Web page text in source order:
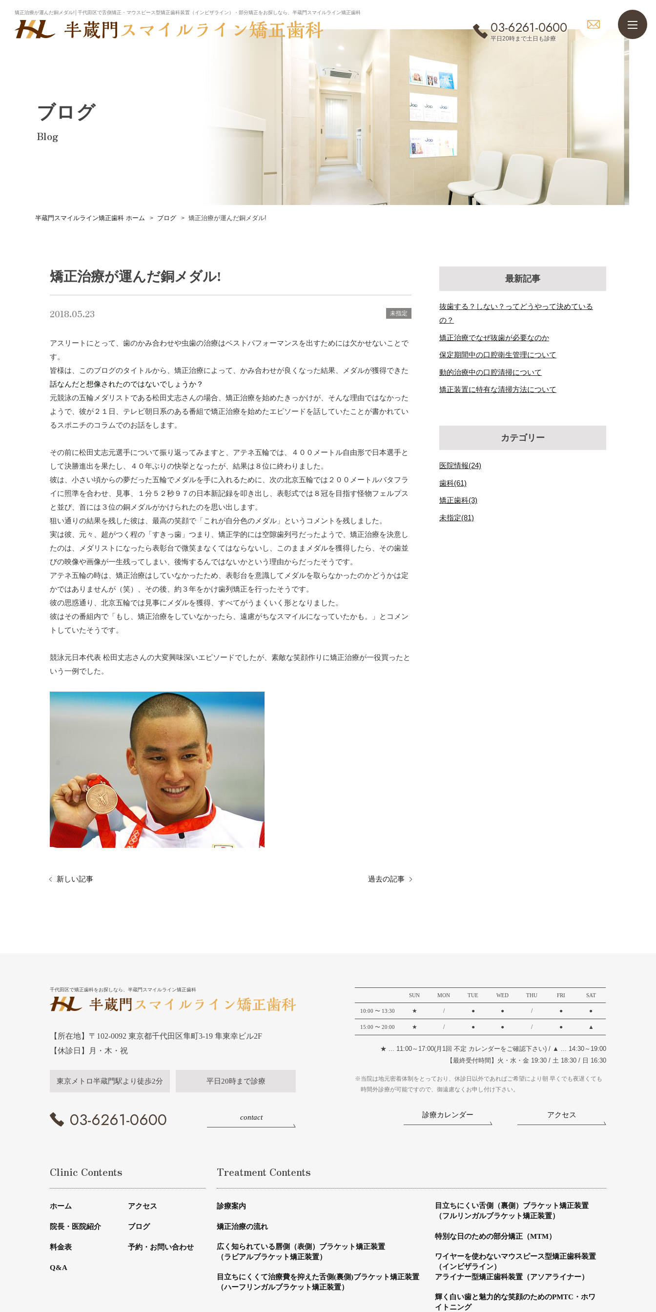
矯正治療が運んだ銅メダル!│千代田区で舌側矯正・マウスピース型矯正歯科装置（インビザライン）・部分矯正をお探しなら、半蔵門スマイルライン矯正歯科
03-6261-0600
平日20時まで土日も診療
ブログ
Blog
半蔵門スマイルライン矯正歯科 ホーム ブログ 矯正治療が運んだ銅メダル!
矯正治療が運んだ銅メダル!
2018.05.23 未指定
アスリートにとって、歯のかみ合わせや虫歯の治療はベストパフォーマンスを出すためには欠かせないことで
す。
皆様は、このブログのタイトルから、矯正治療によって、かみ合わせが良くなった結果、メダルが獲得できた
話なんだと想像されたのではないでしょうか？
元競泳の五輪メダリストである松田丈志さんの場合、矯正治療を始めたきっかけが、そんな理由ではなかった
ようで、彼が２１日、テレビ朝日系のある番組で矯正治療を始めたエピソードを話していたことが書かれてい
るスポニチのコラムでのお話をします。
その前に松田丈志元選手について振り返ってみますと、アテネ五輪では、４００メートル自由形で日本選手と
して決勝進出を果たし、４０年ぶりの快挙となったが、結果は８位に終わりました。
彼は、小さい頃からの夢だった五輪でメダルを手に入れるために、次の北京五輪では２００メートルバタフラ
イに照準を合わせ、見事、１分５２秒９７の日本新記録を叩き出し、表彰式では８冠を目指す怪物フェルプス
と並び、首には３位の銅メダルがかけられたのを思い出します。
狙い通りの結果を残した彼は、最高の笑顔で「これが自分色のメダル」というコメントを残しました。
実は彼、元々、超がつく程の「すきっ歯」つまり、矯正学的には空隙歯列弓だったようで、矯正治療を決意し
たのは、メダリストになったら表彰台で微笑まなくてはならないし、このままメダルを獲得したら、その歯並
びの映像や画像が一生残ってしまい、後悔するんではないかという理由からだったそうです。
アテネ五輪の時は、矯正治療はしていなかったため、表彰台を意識してメダルを取らなかったのかどうかは定
かではありませんが（笑）、その後、約３年をかけ歯列矯正を行ったそうです。
彼の思惑通り、北京五輪では見事にメダルを獲得、すべてがうまくいく形となりました。
彼はその番組内で「もし、矯正治療をしていなかったら、遠慮がちなスマイルになっていたかも。」とコメン
トしていたそうです。
競泳元日本代表 松田丈志さんの大変興味深いエピソードでしたが、素敵な笑顔作りに矯正治療が一役買ったと
いう一例でした。
新しい記事 過去の記事
最新記事
抜歯する？しない？ってどうやって決めている
の？
矯正治療でなぜ抜歯が必要なのか
保定期間中の口腔衛生管理について
動的治療中の口腔清掃について
矯正装置に特有な清掃方法について
カテゴリー
医院情報(24)
歯科(61)
矯正歯科(3)
未指定(81)
千代田区で矯正歯科をお探しなら、半蔵門スマイルライン矯正歯科
【所在地】〒102-0092 東京都千代田区隼町3-19 隼東幸ビル2F
【休診日】月・木・祝
東京メトロ半蔵門駅より徒歩2分 平日20時まで診療
03-6261-0600 contact
SUN MON TUE WED THU FRI SAT
10:00 〜 13:30 ★ / ● ● / ● ●
15:00 〜 20:00 ★ / ● ● / ● ▲
★ ... 11:00～17:00(月1回 不定 カレンダーをご確認下さい) / ▲ ... 14:30～19:00
【最終受付時間】火・水・金 19:30 / 土 18:30 / 日 16:30
※当院は地元密着体制をとっており、休診日以外であればご希望により朝 早くでも夜遅くても
時間外診療が可能ですので、御遠慮なくお申し付け下さい。
診療カレンダー アクセス
Clinic Contents
ホーム
院長・医院紹介
料金表
Q&A
アクセス
ブログ
予約・お問い合わせ
Treatment Contents
診療案内
矯正治療の流れ
広く知られている唇側（表側）ブラケット矯正装置
（ラビアルブラケット矯正装置）
目立ちにくくて治療費を抑えた舌側(裏側)ブラケット矯正装置
（ハーフリンガルブラケット矯正装置）
目立ちにくい舌側（裏側）ブラケット矯正装置
（フルリンガルブラケット矯正装置）
特別な日のための部分矯正（MTM）
ワイヤーを使わないマウスピース型矯正歯科装置
（インビザライン）
アライナー型矯正歯科装置（アソアライナー）
輝く白い歯と魅力的な笑顔のためのPMTC・ホワ
イトニング